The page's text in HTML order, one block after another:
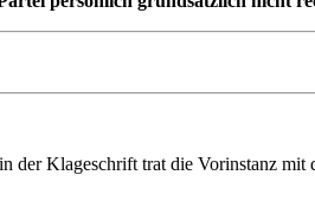
der Klageschrift trat die Vorinstanz